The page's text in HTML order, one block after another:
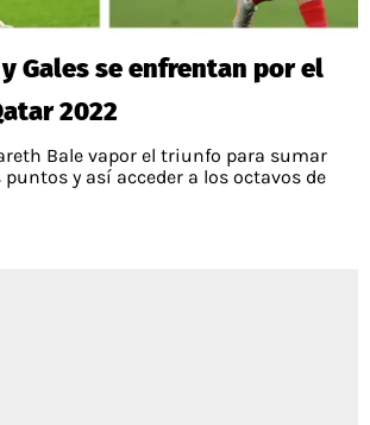
Gales se enfrentan por el
2022
Bale vapor el triunfo para sumar
y así acceder a los octavos de